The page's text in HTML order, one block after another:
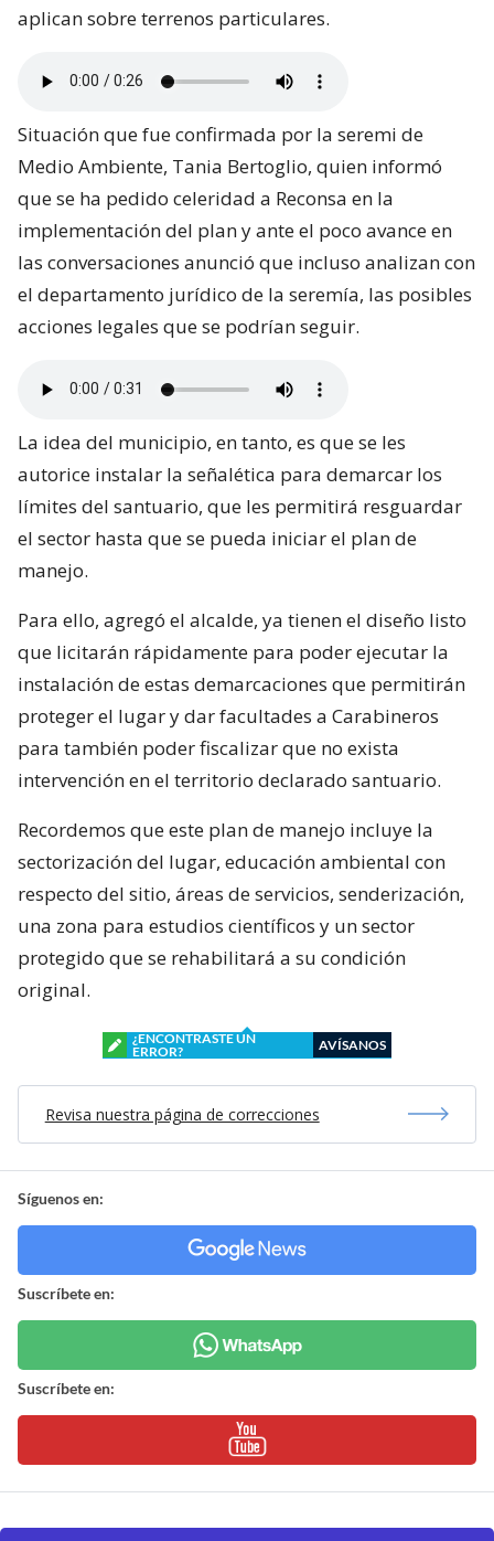
aplican sobre terrenos particulares.
Situación que fue confirmada por la seremi de
Medio Ambiente, Tania Bertoglio, quien informó
que se ha pedido celeridad a Reconsa en la
implementación del plan y ante el poco avance en
las conversaciones anunció que incluso analizan con
el departamento jurídico de la seremía, las posibles
acciones legales que se podrían seguir.
La idea del municipio, en tanto, es que se les
autorice instalar la señalética para demarcar los
límites del santuario, que les permitirá resguardar
el sector hasta que se pueda iniciar el plan de
manejo.
Para ello, agregó el alcalde, ya tienen el diseño listo
que licitarán rápidamente para poder ejecutar la
instalación de estas demarcaciones que permitirán
proteger el lugar y dar facultades a Carabineros
para también poder fiscalizar que no exista
intervención en el territorio declarado santuario.
Recordemos que este plan de manejo incluye la
sectorización del lugar, educación ambiental con
respecto del sitio, áreas de servicios, senderización,
una zona para estudios científicos y un sector
protegido que se rehabilitará a su condición
original.
¿ENCONTRASTE UN
ERROR?
AVÍSANOS
Revisa nuestra página de correcciones
Síguenos en:
Suscríbete en:
Suscríbete en: